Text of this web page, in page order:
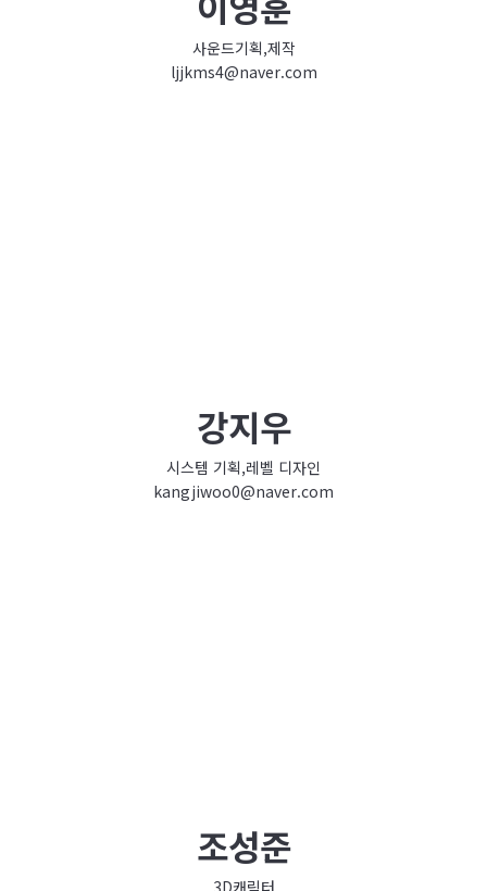
사운드기획,제작
ljjkms4@naver.com
강지우
시스템 기획,레벨 디자인
kangjiwoo0@naver.com
조성준
3D캐릭터